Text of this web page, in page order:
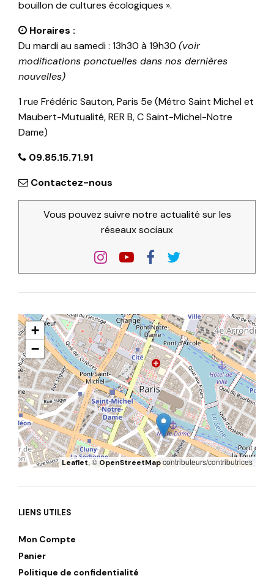
bouillon de cultures écologiques ».
Horaires :
Du mardi au samedi : 13h30 à 19h30 (voir
modifications ponctuelles dans nos dernières
nouvelles)
1 rue Frédéric Sauton, Paris 5e (Métro Saint Michel et
Maubert-Mutualité, RER B, C Saint-Michel-Notre
Dame)
09.85.15.71.91
Contactez-nous
Vous pouvez suivre notre actualité sur les
réseaux sociaux
+
−
Leaflet, ©OpenStreetMapcontributeurs/contributrices
LIENS UTILES
Mon Compte
Panier
Politique de confidentialité